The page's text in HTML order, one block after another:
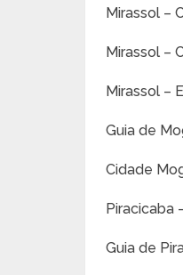
Mirassol –
Mirassol –
Mirassol –
Guia de
Cidade
Piracicaba
Guia de